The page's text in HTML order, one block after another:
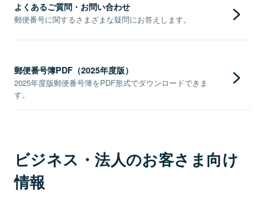
よくあるご質問・お問い合わせ
郵便番号に関するさまざまな疑問にお答えします。
郵便番号簿PDF（2025年度版）
2025年度版郵便番号簿をPDF形式でダウンロードできま
す。
ビジネス・法人のお客さま向け
情報